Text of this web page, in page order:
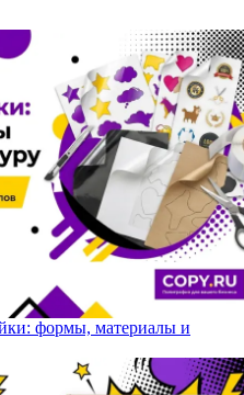
формы, материалы и